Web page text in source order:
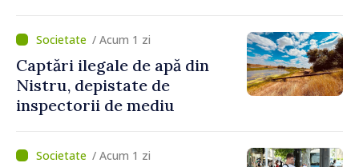
și a polițiștilor de frontieră
/ Acum 1 zi
Captări ilegale de apă din
Nistru, depistate de
inspectorii de mediu
/ Acum 1 zi